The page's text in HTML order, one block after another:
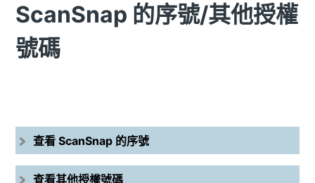
ScanSnap 的序號/其他授權
號碼
查看 ScanSnap 的序號
查看其他授權號碼